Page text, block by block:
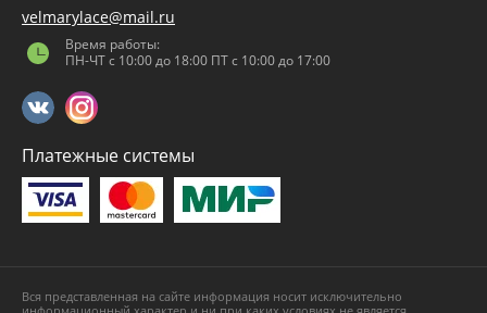
velmarylace@mail.ru
Время работы:
ПН-ЧТ с 10:00 до 18:00 ПТ с 10:00 до 17:00
Платежные системы
Вся представленная на сайте информация носит исключительно